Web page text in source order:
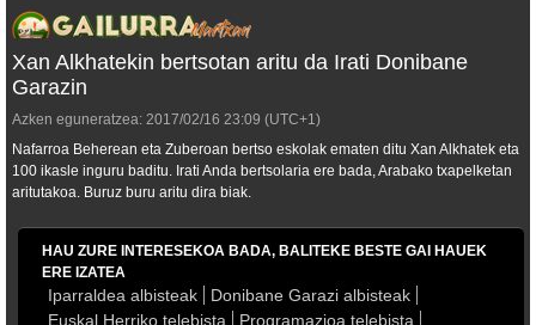
Xan Alkhatekin bertsotan aritu da Irati Donibane
Garazin
Azken eguneratzea: 2017/02/16 23:09 (UTC+1)
Nafarroa Beherean eta Zuberoan bertso eskolak ematen ditu Xan Alkhatek eta
100 ikasle inguru baditu. Irati Anda bertsolaria ere bada, Arabako txapelketan
aritutakoa. Buruz buru aritu dira biak.
HAU ZURE INTERESEKOA BADA, BALITEKE BESTE GAI HAUEK
ERE IZATEA
Iparraldea albisteak
Donibane Garazi albisteak
Euskal Herriko telebista
Programazioa telebista